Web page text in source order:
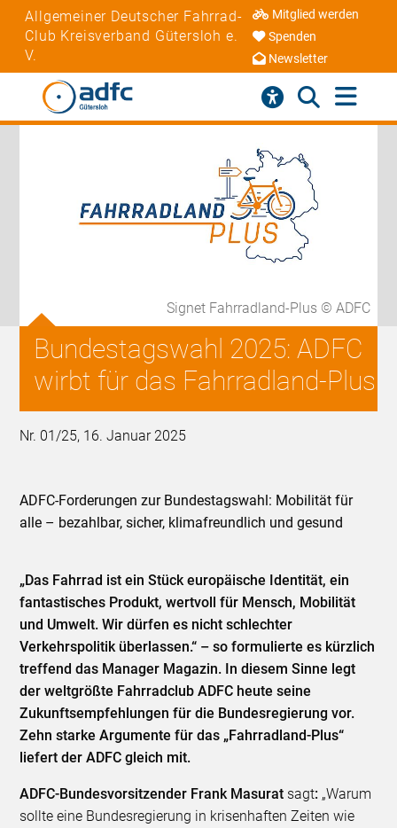
Allgemeiner Deutscher Fahrrad-
Club Kreisverband Gütersloh e.
V.
Mitglied werden
Spenden
Newsletter
Signet Fahrradland-Plus © ADFC
Bundestagswahl 2025: ADFC
wirbt für das Fahrradland-Plus
Nr. 01/25, 16. Januar 2025
ADFC-Forderungen zur Bundestagswahl: Mobilität für
alle – bezahlbar, sicher, klimafreundlich und gesund
„Das Fahrrad ist ein Stück europäische Identität, ein
fantastisches Produkt, wertvoll für Mensch, Mobilität
und Umwelt. Wir dürfen es nicht schlechter
Verkehrspolitik überlassen.“ – so formulierte es kürzlich
treffend das Manager Magazin. In diesem Sinne legt
der weltgrößte Fahrradclub ADFC heute seine
Zukunftsempfehlungen für die Bundesregierung vor.
Zehn starke Argumente für das „Fahrradland-Plus“
liefert der ADFC gleich mit.
ADFC-Bundesvorsitzender Frank Masurat sagt: „Warum
sollte eine Bundesregierung in krisenhaften Zeiten wie